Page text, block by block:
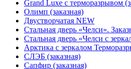
Grand Luxe с терморазрывом
Олимп (заказная)
Двустворчатая NEW
Стальная дверь «Челси».
Стальная дверь «Челси с
Арктика с зеркалом
СЛЭБ (заказная)
Сапфир (заказная)